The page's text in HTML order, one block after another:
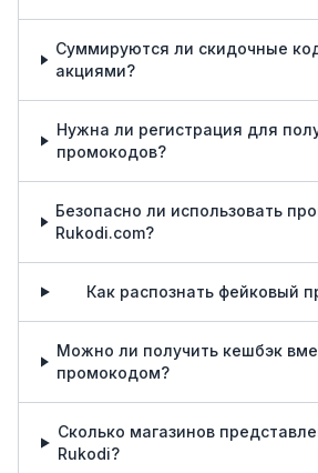
Суммируются ли скидочные
акциями?
Нужна ли регистрация для
промокодов?
Безопасно ли использовать
Rukodi.com?
Как распознать фейковый
Можно ли получить кешбэк
промокодом?
Сколько магазинов
Rukodi?